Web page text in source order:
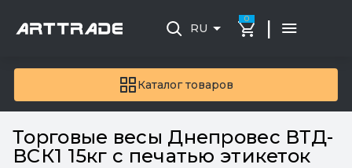
Каталог товаров
RU
0 |
Торговые весы Днепровес ВТД-
ВСК1 15кг с печатью этикеток